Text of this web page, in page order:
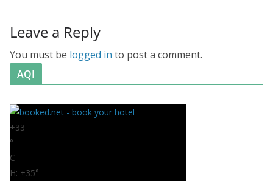
Leave a Reply
You must be logged in to post a comment.
AQI
+33
°
C
H: +35°